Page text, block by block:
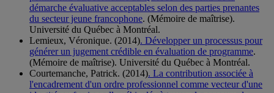
démarche évaluative acceptables selon des parties prenantes
du secteur jeune francophone. (Mémoire de maîtrise).
Université du Québec à Montréal.
Lemieux, Véronique. (2014). Développer un processus pour
générer un jugement crédible en évaluation de programme.
(Mémoire de maîtrise). Université du Québec à Montréal.
Courtemanche, Patrick. (2014). La contribution associée à
l'encadrement d'un ordre professionnel comme vecteur d'une